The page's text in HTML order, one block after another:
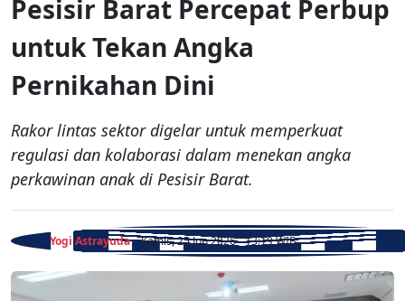
Pesisir Barat Percepat Perbup
untuk Tekan Angka
Pernikahan Dini
Rakor lintas sektor digelar untuk memperkuat
regulasi dan kolaborasi dalam menekan angka
perkawinan anak di Pesisir Barat.
Yogi Astrayuda - Kamis, 25 Jun 2026 - 13:19 WIB